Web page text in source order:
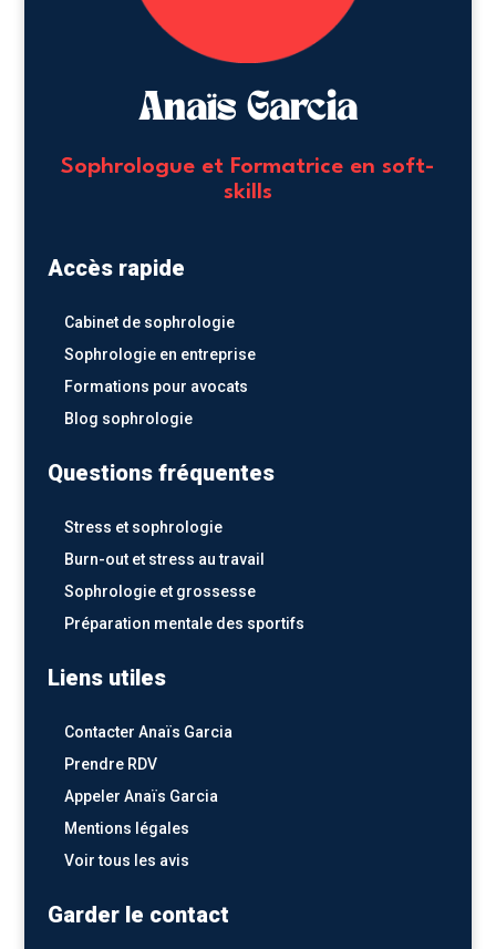
Anaïs Garcia
Sophrologue et Formatrice en soft-
skills
Accès rapide
Cabinet de sophrologie
Sophrologie en entreprise
Formations pour avocats
Blog sophrologie
Questions fréquentes
Stress et sophrologie
Burn-out et stress au travail
Sophrologie et grossesse
Préparation mentale des sportifs
Liens utiles
Contacter Anaïs Garcia
Prendre RDV
Appeler Anaïs Garcia
Mentions légales
Voir tous les avis
Garder le contact